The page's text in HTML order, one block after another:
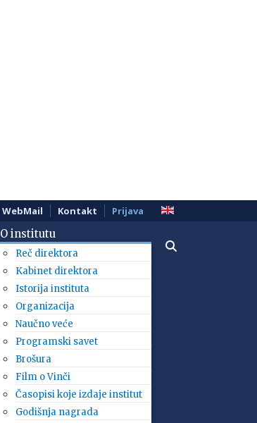
WebMail Kontakt Prijava
O institutu
Reč direktora
Kabinet direktora
Istorija instituta
Organizacija
Naučno veće
Programski savet
Brošura
Film o Vinči
Časopisi koje izdaje institut
Godišnja nagrada